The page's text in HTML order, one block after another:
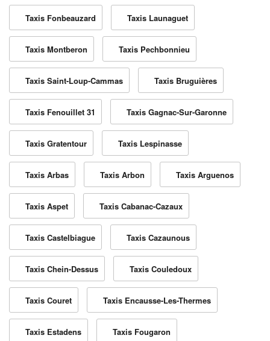
Taxis Fonbeauzard Taxis Launaguet
Taxis Montberon Taxis Pechbonnieu
Taxis Saint-Loup-Cammas Taxis Bruguières
Taxis Fenouillet 31 Taxis Gagnac-Sur-Garonne
Taxis Gratentour Taxis Lespinasse
Taxis Arbas Taxis Arbon Taxis Arguenos
Taxis Aspet Taxis Cabanac-Cazaux
Taxis Castelbiague Taxis Cazaunous
Taxis Chein-Dessus Taxis Couledoux
Taxis Couret Taxis Encausse-Les-Thermes
Taxis Estadens Taxis Fougaron